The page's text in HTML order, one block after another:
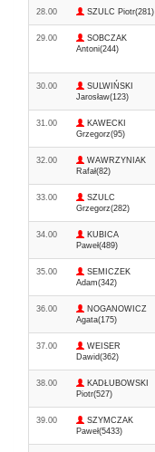
28.00 SZULC Piotr(281)
29.00
SOBCZAK
Antoni(244)
30.00
SULWIŃSKI
Jarosław(123)
31.00
KAWECKI
Grzegorz(95)
32.00
WAWRZYNIAK
Rafał(82)
33.00
SZULC
Grzegorz(282)
34.00
KUBICA
Paweł(489)
35.00
SEMICZEK
Adam(342)
36.00
NOGANOWICZ
Agata(175)
37.00
WEISER
Dawid(362)
38.00
KADŁUBOWSKI
Piotr(527)
39.00
SZYMCZAK
Paweł(5433)